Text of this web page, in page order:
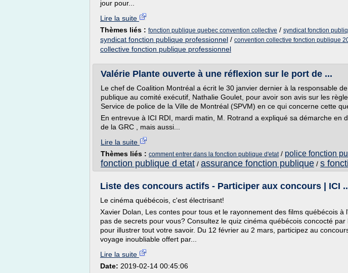
jour pour...
Lire la suite
Thèmes liés : fonction publique quebec convention collective / syndicat fonction
syndicat fonction publique professionnel / convention collective fonction publique
collective fonction publique professionnel
Valérie Plante ouverte à une réflexion sur le port de ...
Le chef de Coalition Montréal a écrit le 30 janvier dernier à la responsable
publique au comité exécutif, Nathalie Goulet, pour avoir son avis sur les
Service de police de la Ville de Montréal (SPVM) en ce qui concerne cette
En entrevue à ICI RDI, mardi matin, M. Rotrand a expliqué sa démarche en
de la GRC , mais aussi...
Lire la suite
Thèmes liés : comment entrer dans la fonction publique d'etat/ police fonction
fonction publique d etat / assurance fonction publique / s
Liste des concours actifs - Participer aux concours | ICI
Le cinéma québécois, c'est électrisant!
Xavier Dolan, Les contes pour tous et le rayonnement des films québécois à
pas de secrets pour vous? Consultez le quiz cinéma québécois concocté par
pour illustrer tout votre savoir. Du 12 février au 2 mars, participez au
voyage inoubliable offert par...
Lire la suite
Date: 2019-02-14 00:45:06